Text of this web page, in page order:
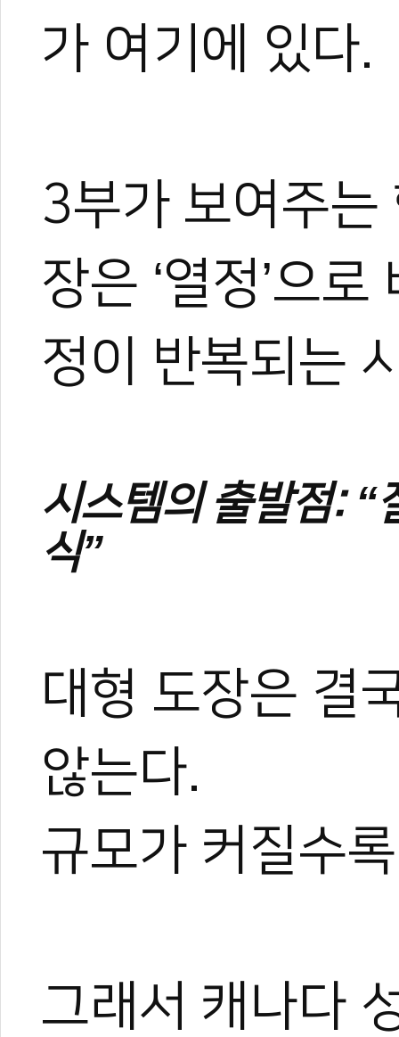
가 여기에 있다.
3부가 보여주는
장은 ‘열정’으
정이 반복되는
시스템의 출발점: “
식”
대형 도장은 결
않는다.
규모가 커질수
그래서 캐나다